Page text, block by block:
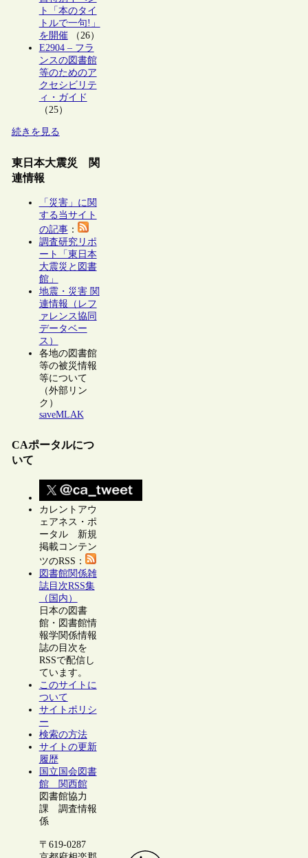
ト「本のタイ
トルで一句!」
を開催（26）
E2904 – フラ
ンスの図書館
等のためのア
クセシビリテ
ィ・ガイド
（25）
続きを見る
東日本大震災 関
連情報
「災害」に関
する当サイト
の記事：
調査研究リポ
ート「東日本
大震災と図書
館」
地震・災害 関
連情報（レフ
ァレンス協同
データベー
ス）
各地の図書館
等の被災情報
等について
（外部リン
ク）
saveMLAK
CAポータルにつ
いて
カレントアウ
ェアネス・ポ
ータル 新規
掲載コンテン
ツのRSS：
図書館関係雑
誌目次RSS集
（国内）
日本の図書
館・図書館情
報学関係情報
誌の目次を
RSSで配信し
ています。
このサイトに
ついて
サイトポリシ
ー
検索の方法
サイトの更新
履歴
国立国会図書
館 関西館
図書館協力
課 調査情報
係
〒619-0287